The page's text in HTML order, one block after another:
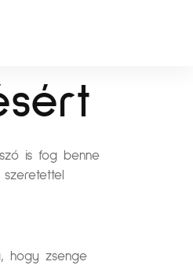
is fog benne
hogy zsenge